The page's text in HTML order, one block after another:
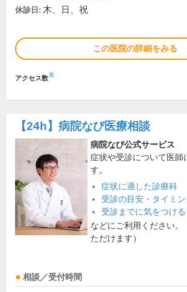
休診日: 木、日、祝
この医院の詳細をみる
アクセス数※
【24h】 病院なび医療相談
病院なび公式サービス
症状や受診について医師
す。
症状に適した診療科
受診の目安・タイミ
受診までに気をつける
などにご利用ください。
ただけます）
相談／受付時間